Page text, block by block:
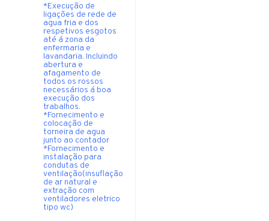
*Execução de
ligações de rede de
agua fria e dos
respetivos esgotos
até á zona da
enfermaria e
lavandaria. Incluindo
abertura e
afagamento de
todos os rossos
necessários á boa
execução dos
trabalhos.
*Fornecimento e
colocação de
torneira de agua
junto ao contador
*Fornecimento e
instalação para
condutas de
ventilação(insuflação
de ar natural e
extração com
ventiladores eletrico
tipo wc)